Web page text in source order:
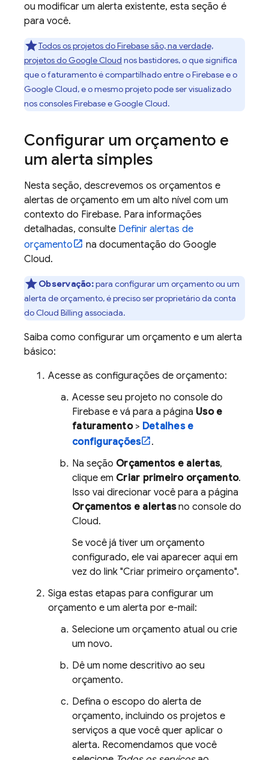
ou modificar um alerta existente, esta seção é
para você.
Todos os projetos do Firebase são, na verdade,
projetos do Google Cloud nos bastidores, o que significa
que o faturamento é compartilhado entre o Firebase e o
Google Cloud, e o mesmo projeto pode ser visualizado
nos consolesFirebasee Google Cloud.
Configurar um orçamento e
um alerta simples
Nesta seção, descrevemos os orçamentos e
alertas de orçamento em um alto nível com um
contexto do Firebase. Para informações
detalhadas, consulte Definir alertas de
orçamento
na documentação do Google
Cloud.
Observação:para configurar um orçamento ou um
alerta de orçamento, é preciso ser proprietário da conta
do Cloud Billing associada.
Saiba como configurar um orçamento e um alerta
básico:
Acesse as configurações de orçamento:
Acesse seu projeto no console do
Firebase e vá para a página Uso e
faturamento> Detalhes e
configurações
.
Na seção Orçamentos e alertas,
clique em Criar primeiro orçamento.
Isso vai direcionar você para a página
Orçamentos e alertasno console do
Cloud.
Se você já tiver um orçamento
configurado, ele vai aparecer aqui em
vez do link "Criar primeiro orçamento".
Siga estas etapas para configurar um
orçamento e um alerta por e-mail:
Selecione um orçamento atual ou crie
um novo.
Dê um nome descritivo ao seu
orçamento.
Defina o escopo do alerta de
orçamento, incluindo os projetos e
serviços a que você quer aplicar o
alerta. Recomendamos que você